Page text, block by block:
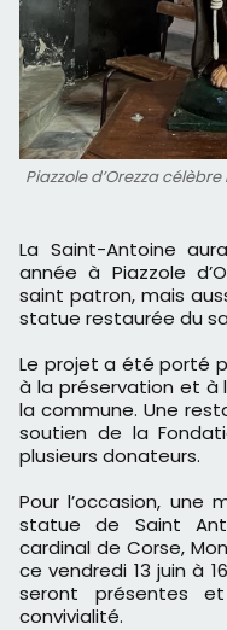
Piazzole d’Orezza
La Saint-Antoine aura une saveur particulière cette
année à Piazzole
saint patron, mais
statue restaurée du
Le projet a été porté
à la préservation et à
la commune. Une
soutien de la
plusieurs donateurs.
Pour l’occasion,
statue de Saint
cardinal de Corse,
ce vendredi 13 juin à
seront présentes
convivialité.